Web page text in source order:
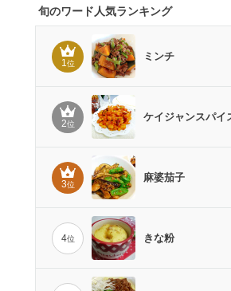
旬のワード人気ランキング
1位
ミンチ
2位
ケイジャンスパイ
3位
麻婆茄子
4位 きな粉